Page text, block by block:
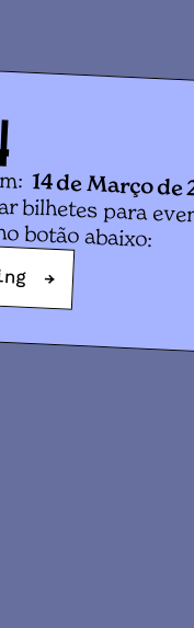
14 de Março de
bilhetes para
botão abaixo:
→